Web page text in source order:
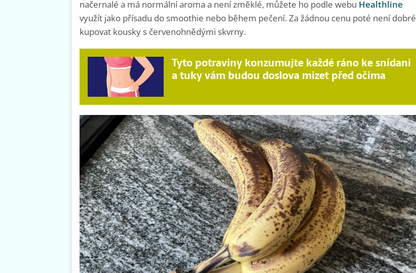
načernalé a má normální aroma a není změklé, můžete ho podle webu Healthline
využít jako přísadu do smoothie nebo během pečení. Za žádnou cenu poté není dobré
kupovat kousky s červenohnědými skvrny.
Tyto potraviny konzumujte každé ráno ke snídani
a tuky vám budou doslova mizet před očima